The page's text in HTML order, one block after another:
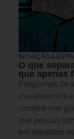
INOVAÇÃO &
O que
que apenas
Programas de
investimentos
comuns nas
que poucas
em resultado